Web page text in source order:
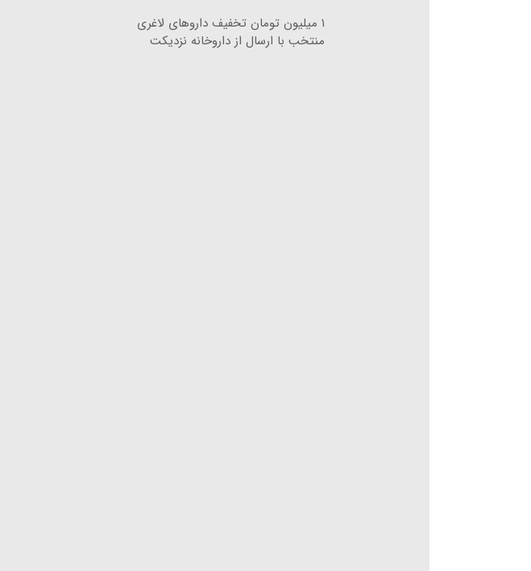
۱ میلیون تومان تخفیف داروهای لاغری
منتخب با ارسال از داروخانه نزدیکت